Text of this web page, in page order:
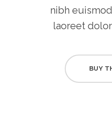
nibh
laoreet
BUY